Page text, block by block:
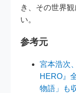
き、その世界
い。
参考元
宮本浩次
HERO』
物語」も